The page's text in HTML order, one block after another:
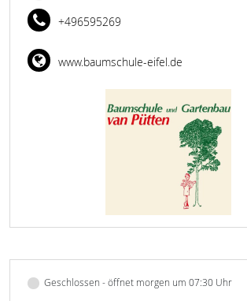
+496595269
www.baumschule-eifel.de
Geschlossen - öffnet morgen um 07:30 Uhr